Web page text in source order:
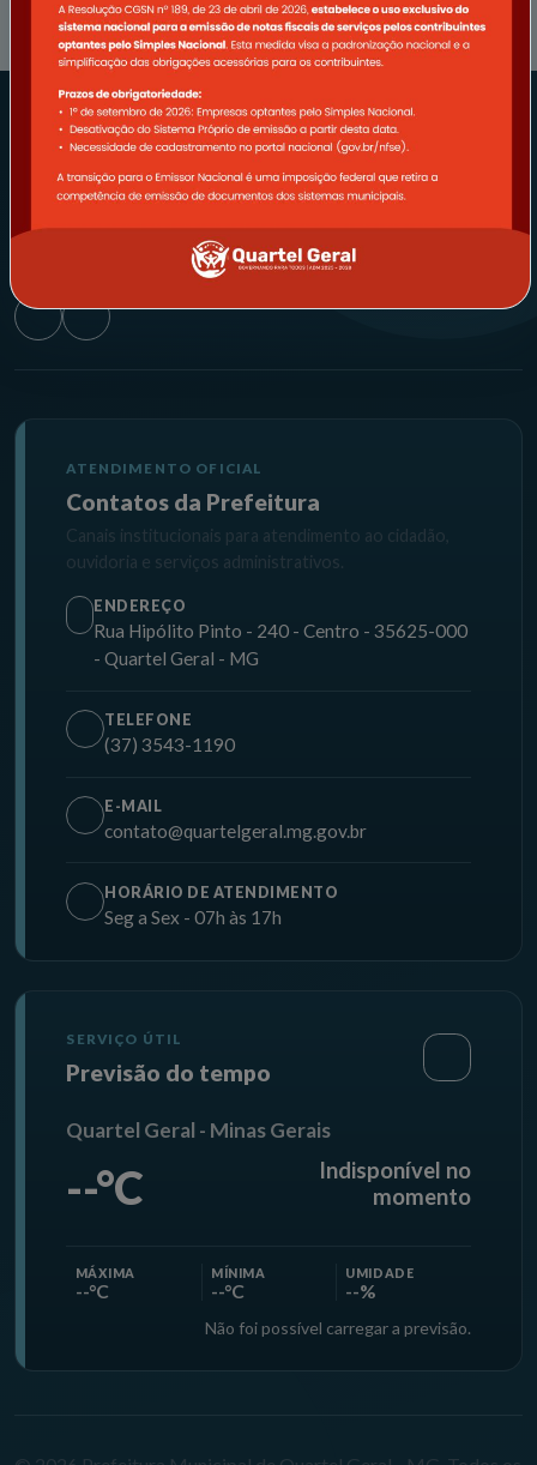
ATENDIMENTO OFICIAL
Contatos da Prefeitura
Canais institucionais para atendimento ao cidadão,
ouvidoria e serviços administrativos.
ENDEREÇO
Rua Hipólito Pinto - 240 - Centro - 35625-000
- Quartel Geral - MG
TELEFONE
(37) 3543-1190
E-MAIL
contato@quartelgeral.mg.gov.br
HORÁRIO DE ATENDIMENTO
Seg a Sex - 07h às 17h
SERVIÇO ÚTIL
Previsão do tempo
Quartel Geral - Minas Gerais
--°C
Indisponível no
momento
MÁXIMA
--°C
MÍNIMA
--°C
UMIDADE
--%
Não foi possível carregar a previsão.